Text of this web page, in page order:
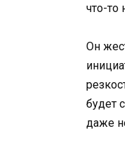
что-то
Он
будет
даже